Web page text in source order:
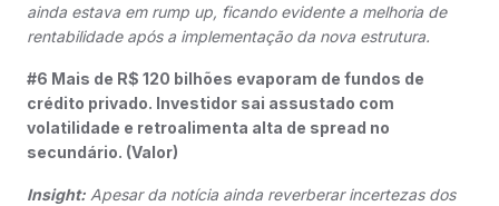
ainda estava em rump up, ficando evidente a melhoria de
rentabilidade após a implementação da nova estrutura.
#6 Mais de R$ 120 bilhões evaporam de fundos de
crédito privado. Investidor sai assustado com
volatilidade e retroalimenta alta de spread no
secundário. (Valor)
Insight: Apesar da notícia ainda reverberar incertezas dos